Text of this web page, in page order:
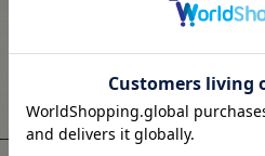
会員
ユーザー